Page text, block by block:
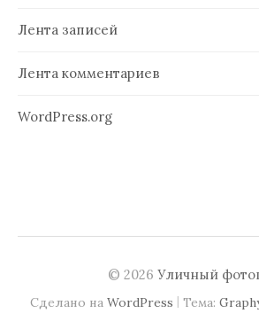
Лента записей
Лента комментариев
WordPress.org
© 2026 Уличный
Сделано на WordPress | Тема: